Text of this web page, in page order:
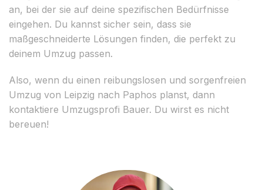
an, bei der sie auf deine spezifischen Bedürfnisse
eingehen. Du kannst sicher sein, dass sie
maßgeschneiderte Lösungen finden, die perfekt zu
deinem Umzug passen.
Also, wenn du einen reibungslosen und sorgenfreien
Umzug von Leipzig nach Paphos planst, dann
kontaktiere Umzugsprofi Bauer. Du wirst es nicht
bereuen!